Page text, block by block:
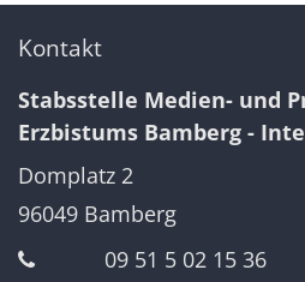
Kontakt
Stabsstelle Medien- und
Erzbistums Bamberg -
Domplatz 2
96049 Bamberg
09 51 5 02 15 36